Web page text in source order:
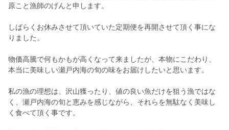
原こと漁師のげんと申します。
しばらくお休みさせて頂いていた定期便を再開させて頂く事にな
りました。
物価高騰で何もかもが高くなって来ましたが、本物にこだわり、
本当に美味しい瀬戸内海の旬の味をお届けしたいと思います。
私の漁の理想は、沢山獲ったり、値の良い魚だけを狙う漁ではな
く、瀬戸内海の旬と恵みを感じながら、それらを無駄なく美味し
く食べて頂く事です。